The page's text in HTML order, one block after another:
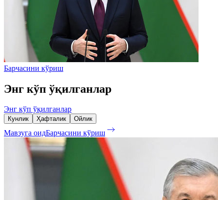
Барчасини кўриш
Энг кўп ўқилганлар
Энг кўп ўқилганлар
Кунлик Ҳафталик Ойлик
Мавзуга оидБарчасини кўриш